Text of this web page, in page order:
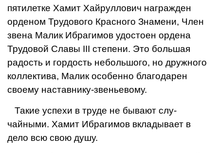
пятилетке Хамит Хайруллович награжден
орденом Тру­дового Красного Знамени, Член
звена Малик Ибрагимов удостоен ордена
Трудовой Славы III степени. Это боль­шая
радость и гордость небольшого, но дружного
коллектива, Малик осо­бенно благодарен
своему наставнику-звеньевому.
Такие успехи в труде не бывают слу­
чайными. Хамит Ибрагимов вкладывает в
дело всю свою душу.